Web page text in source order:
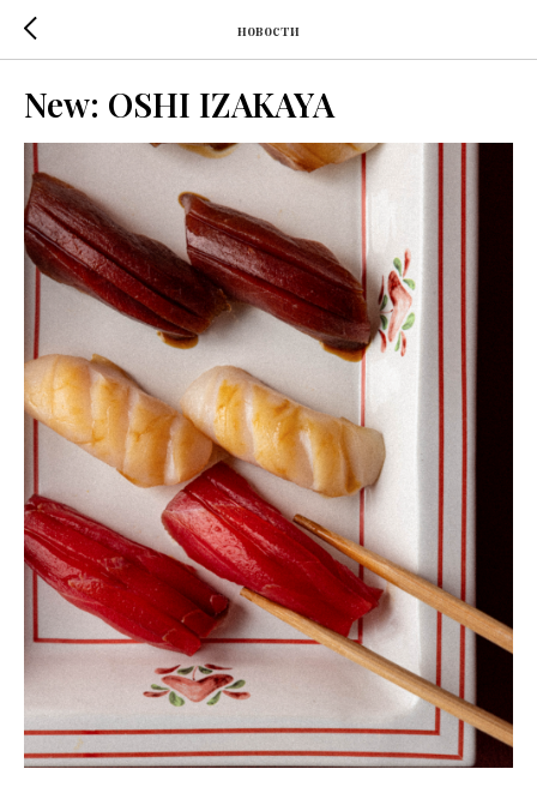
новости
New: OSHI IZAKAYA